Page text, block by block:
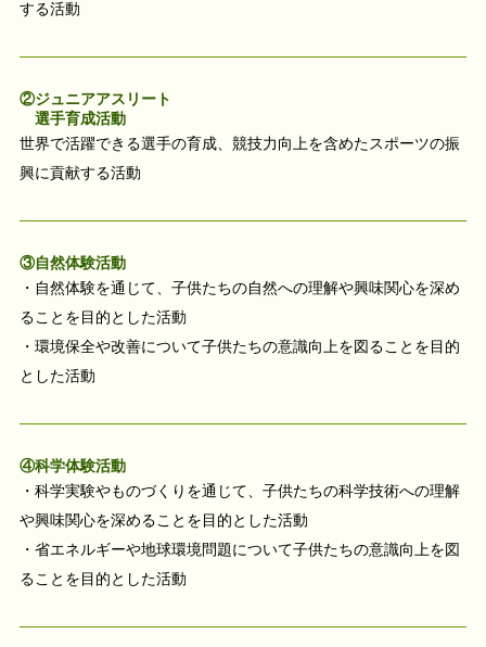
する活動
②ジュニアアスリート
選手育成活動
世界で活躍できる選手の育成、競技力向上を含めたスポーツの振
興に貢献する活動
③自然体験活動
・自然体験を通じて、子供たちの自然への理解や興味関心を深め
ることを目的とした活動
・環境保全や改善について子供たちの意識向上を図ることを目的
とした活動
④科学体験活動
・科学実験やものづくりを通じて、子供たちの科学技術への理解
や興味関心を深めることを目的とした活動
・省エネルギーや地球環境問題について子供たちの意識向上を図
ることを目的とした活動